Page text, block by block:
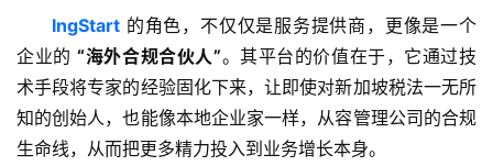
生
态
合
作
IngStart 的角色，不仅仅是服务提供商，更像是一个
企业的 “海外合规合伙人”。其平台的价值在于，它通过技
术手段将专家的经验固化下来，让即使对新加坡税法一无所
知的创始人，也能像本地企业家一样，从容管理公司的合规
生命线，从而把更多精力投入到业务增长本身。